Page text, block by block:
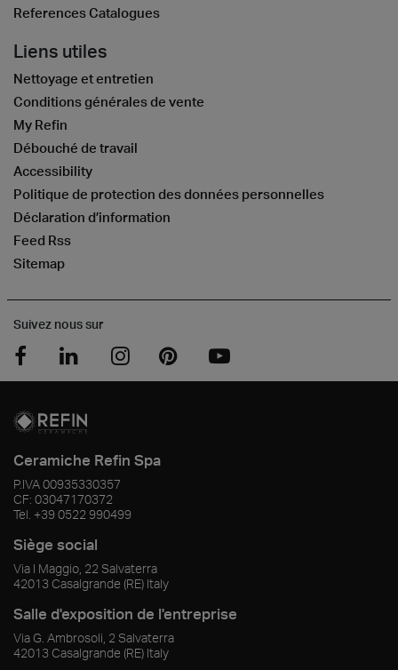
References Catalogues
Liens utiles
Nettoyage et entretien
Conditions générales de vente
My Refin
Débouché de travail
Accessibility
Politique de protection des données personnelles
Déclaration d’information
Feed Rss
Sitemap
Suivez nous sur
Ceramiche Refin Spa
P.IVA00935330357
CF: 03047170372
Tel. +39 0522 990499
Siège social
Via I Maggio, 22 Salvaterra
42013 Casalgrande (RE) Italy
Salle d'exposition de l'entreprise
Via G. Ambrosoli, 2 Salvaterra
42013 Casalgrande (RE) Italy